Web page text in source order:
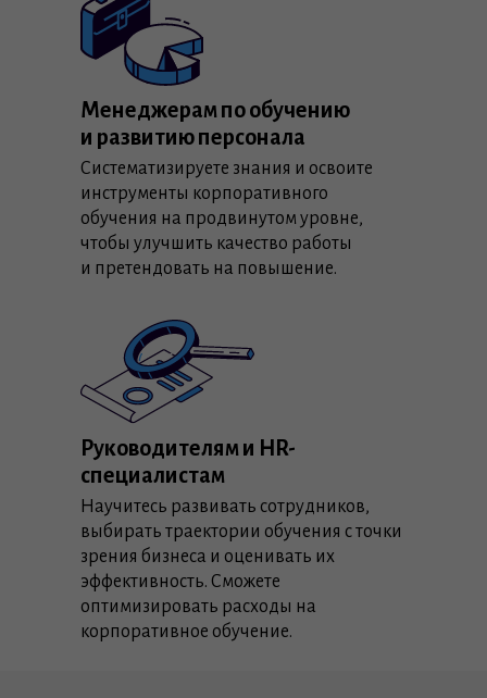
Менеджерам по обучению
и развитию персонала
Систематизируете знания и освоите
инструменты корпоративного
обучения на продвинутом уровне,
чтобы улучшить качество работы
и претендовать на повышение.
Руководителям и HR-
специалистам
Научитесь развивать сотрудников,
выбирать траектории обучения с точки
зрения бизнеса и оценивать их
эффективность. Сможете
оптимизировать расходы на
корпоративное обучение.